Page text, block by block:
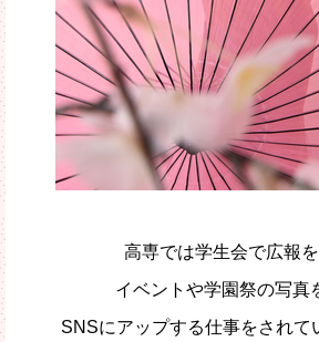
高専では学生会で広報を
イベントや学園祭の写真
SNSにアップする仕事をされて